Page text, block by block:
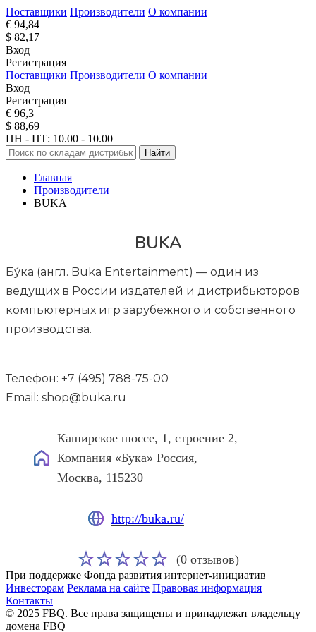
Поставщики Производители О компании
€ 94,84
$ 82,17
Вход
Регистрация
Поставщики Производители О компании
Вход
Регистрация
€ 96,3
$ 88,69
ПН - ПТ: 10.00 - 10.00
Найти
Главная
Производители
BUKA
BUKA
Бу́ка (англ. Buka Entertainment) — один из
ведущих в России издателей и дистрибьюторов
компьютерных игр зарубежного и собственного
производства.
Телефон: +7 (495) 788-75-00
Email: shop@buka.ru
Каширское шоссе, 1, строение 2,
Компания «Бука» Россия,
Москва, 115230
http://buka.ru/
(0 отзывов)
При поддержке Фонда развития интернет-инициатив
Инвесторам Реклама на сайте Правовая информация
Контакты
© 2025 FBQ. Все права защищены и принадлежат владельцу
домена FBQ